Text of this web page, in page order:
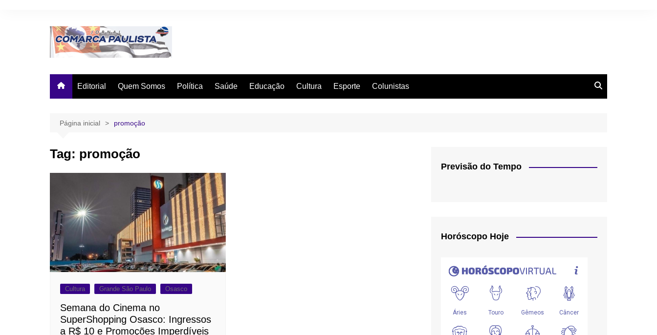
Editorial Quem Somos Política Saúde Educação Cultura Esporte Colunistas
Página inicial promoção
Tag: promoção
Cultura Grande São Paulo Osasco
Semana do Cinema no
SuperShopping Osasco: Ingressos
a R$ 10 e Promoções Imperdíveis
Previsão do Tempo
Horóscopo Hoje